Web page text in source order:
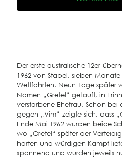
Der erste australische 12er
1962 von Stapel, sieben
Wettfahrten. Neun Tage später
Namen „Gretel“ getauft, in
verstorbene Ehefrau. Schon bei
gegen „Vim“ zeigte sich, dass
Ende Mai 1962 wurden beide
wo „Gretel“ später der
harten und würdigen Kampf
spannend und wurden jeweils